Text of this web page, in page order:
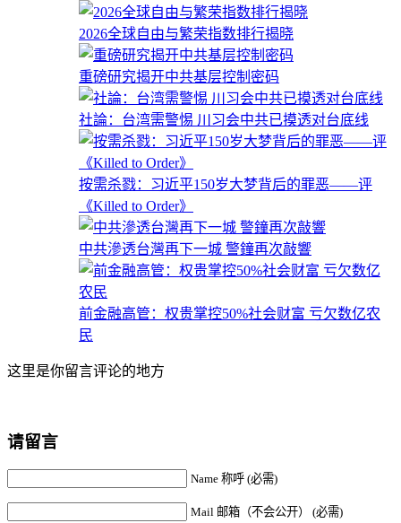
2026全球自由与繁荣指数排行揭晓
重磅研究揭开中共基层控制密码
社論：台湾需警惕 川习会中共已摸透对台底线
按需杀戮：习近平150岁大梦背后的罪恶——评
《Killed to Order》
中共滲透台灣再下一城 警鐘再次敲響
前金融高管：权贵掌控50%社会财富 亏欠数亿农
民
这里是你留言评论的地方
请留言
Name 称呼 (必需)
Mail 邮箱（不会公开） (必需)